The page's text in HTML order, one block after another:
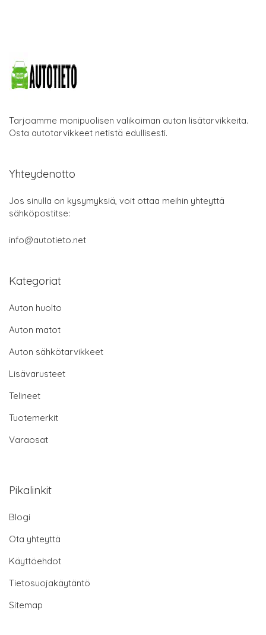
Tarjoamme monipuolisen valikoiman auton lisätarvikkeita.
Osta autotarvikkeet netistä edullisesti.
Yhteydenotto
Jos sinulla on kysymyksiä, voit ottaa meihin yhteyttä
sähköpostitse:
info@autotieto.net
Kategoriat
Auton huolto
Auton matot
Auton sähkötarvikkeet
Lisävarusteet
Telineet
Tuotemerkit
Varaosat
Pikalinkit
Blogi
Ota yhteyttä
Käyttöehdot
Tietosuojakäytäntö
Sitemap